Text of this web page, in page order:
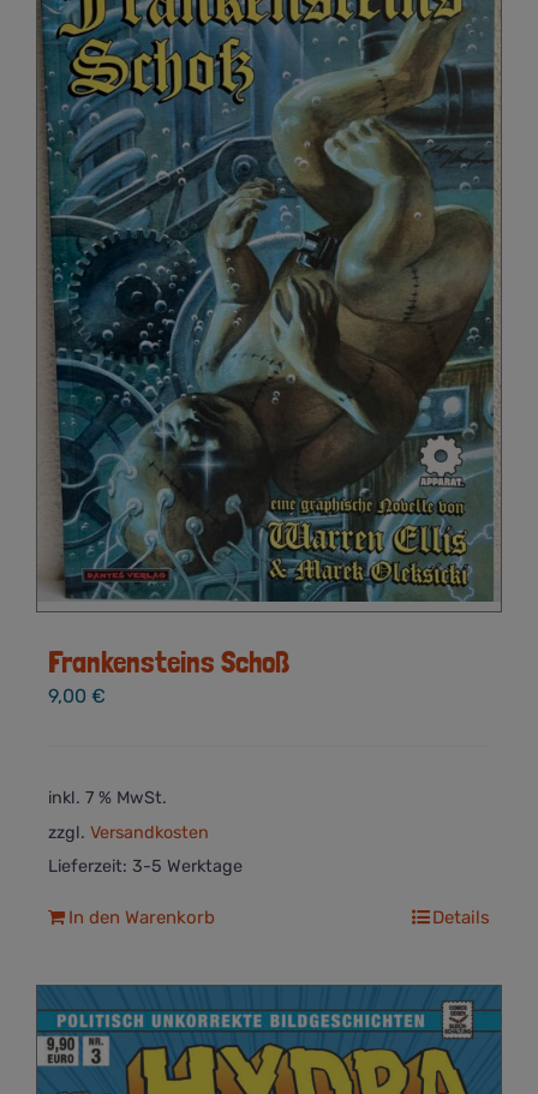
Frankensteins Schoß
9,00 €
inkl. 7 % MwSt.
zzgl. Versandkosten
Lieferzeit: 3-5 Werktage
In den Warenkorb Details